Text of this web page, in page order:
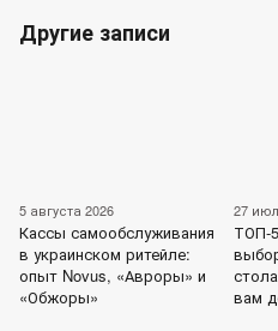
Другие записи
5 августа 2026
Кассы самообслуживания
в украинском ритейле:
опыт Novus, «Авроры» и
«Обжоры»
27
ТОП-
вам